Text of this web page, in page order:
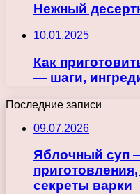
Нежный
10.01.2025
Как
— шаги,
Последние записи
09.07.2026
Яблочный суп
секреты варки